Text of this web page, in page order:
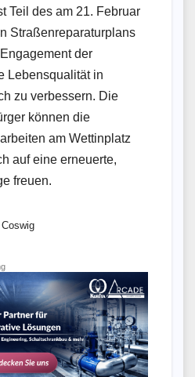
Teil des am 21. Februar
Straßenreparaturplans
der
Lebensqualität in
zu verbessern. Die
können die
am Wettinplatz
auf eine erneuerte,
freuen.